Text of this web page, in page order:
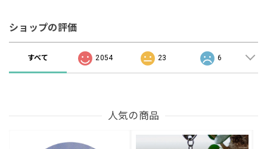
ショップの評価
すべて 2054 23 6
人気の商品